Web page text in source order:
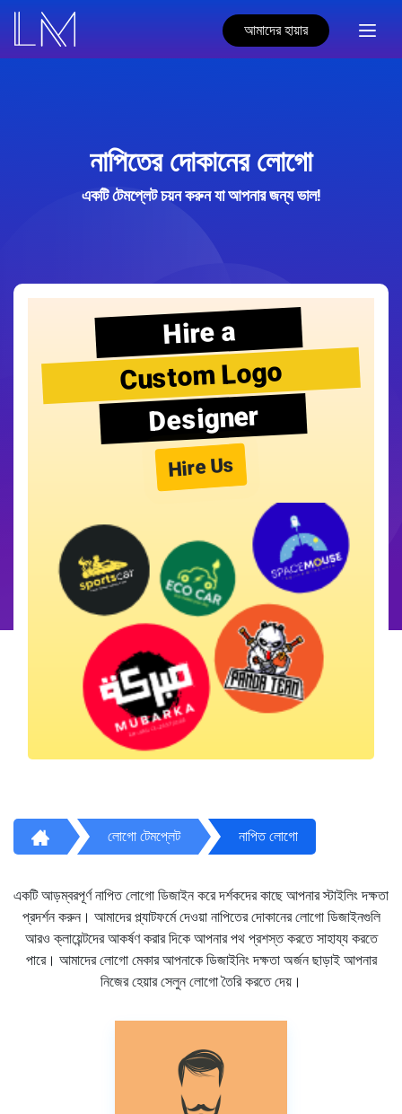
আমাদের হায়ার
নাপিতের দোকানের লোগো
একটি টেমপ্লেট চয়ন করুন যা আপনার জন্য ভাল!
Hire a
Custom Logo
Designer
Hire Us
লোগো টেমপ্লেট নাপিত লোগো
একটি আড়ম্বরপূর্ণ নাপিত লোগো ডিজাইন করে দর্শকদের কাছে আপনার স্টাইলিং দক্ষতা
প্রদর্শন করুন। আমাদের প্ল্যাটফর্মে দেওয়া নাপিতের দোকানের লোগো ডিজাইনগুলি
আরও ক্লায়েন্টদের আকর্ষণ করার দিকে আপনার পথ প্রশস্ত করতে সাহায্য করতে
পারে। আমাদের লোগো মেকার আপনাকে ডিজাইনিং দক্ষতা অর্জন ছাড়াই আপনার
নিজের হেয়ার সেলুন লোগো তৈরি করতে দেয়।